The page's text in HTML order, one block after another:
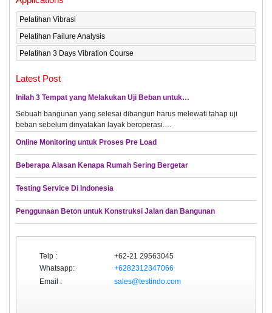
Pelatihan Vibrasi
Pelatihan Failure Analysis
Pelatihan 3 Days Vibration Course
Latest Post
Inilah 3 Tempat yang Melakukan Uji Beban untuk…
Sebuah bangunan yang selesai dibangun harus melewati tahap uji
beban sebelum dinyatakan layak beroperasi.…
Online Monitoring untuk Proses Pre Load
Beberapa Alasan Kenapa Rumah Sering Bergetar
Testing Service Di Indonesia
Penggunaan Beton untuk Konstruksi Jalan dan Bangunan
Telp :
+62-21 29563045
Whatsapp:
+6282312347066
Email :
sales@testindo.com